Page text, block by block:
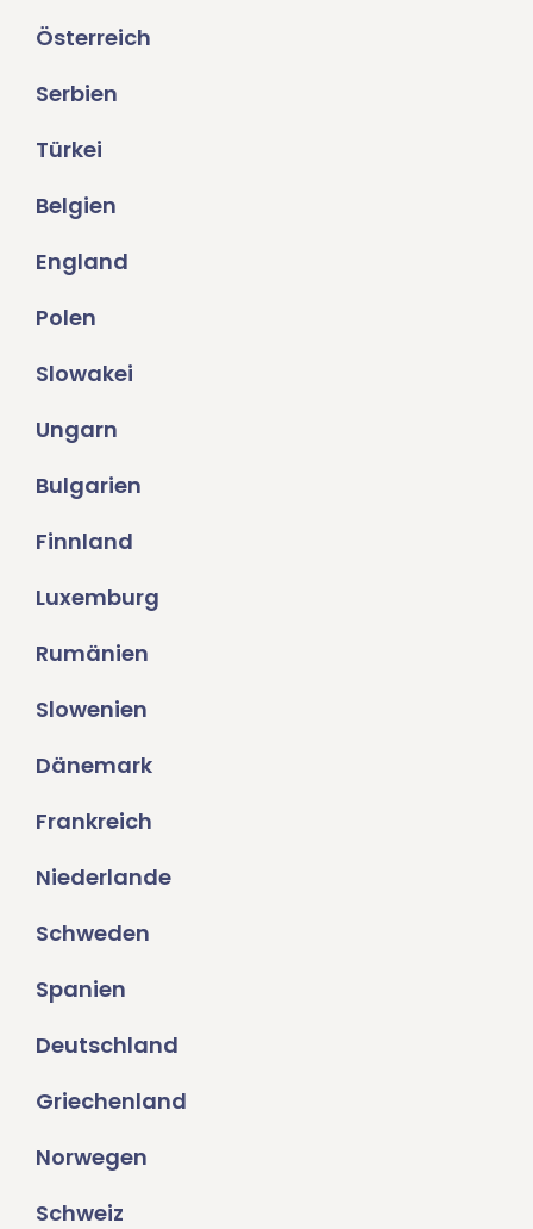
Österreich
Serbien
Türkei
Belgien
England
Polen
Slowakei
Ungarn
Bulgarien
Finnland
Luxemburg
Rumänien
Slowenien
Dänemark
Frankreich
Niederlande
Schweden
Spanien
Deutschland
Griechenland
Norwegen
Schweiz